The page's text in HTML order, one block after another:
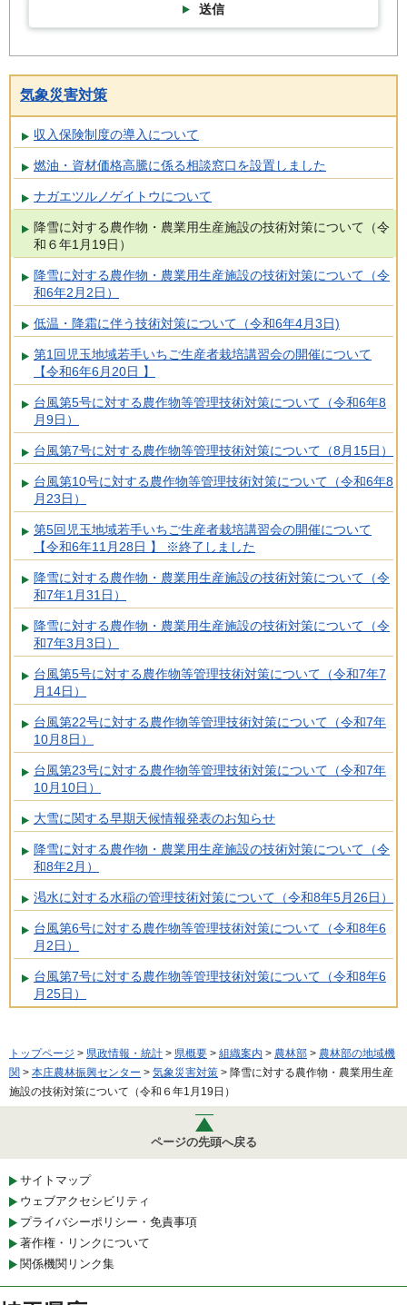
送信
気象災害対策
収入保険制度の導入について
燃油・資材価格高騰に係る相談窓口を設置しました
ナガエツルノゲイトウについて
降雪に対する農作物・農業用生産施設の技術対策について（令
和６年1月19日）
降雪に対する農作物・農業用生産施設の技術対策について（令
和6年2月2日）
低温・降霜に伴う技術対策について（令和6年4月3日)
第1回児玉地域若手いちご生産者栽培講習会の開催について
【令和6年6月20日 】
台風第5号に対する農作物等管理技術対策について（令和6年8
月9日）
台風第7号に対する農作物等管理技術対策について（8月15日）
台風第10号に対する農作物等管理技術対策について（令和6年8
月23日）
第5回児玉地域若手いちご生産者栽培講習会の開催について
【令和6年11月28日 】 ※終了しました
降雪に対する農作物・農業用生産施設の技術対策について（令
和7年1月31日）
降雪に対する農作物・農業用生産施設の技術対策について（令
和7年3月3日）
台風第5号に対する農作物等管理技術対策について（令和7年7
月14日）
台風第22号に対する農作物等管理技術対策について（令和7年
10月8日）
台風第23号に対する農作物等管理技術対策について（令和7年
10月10日）
大雪に関する早期天候情報発表のお知らせ
降雪に対する農作物・農業用生産施設の技術対策について（令
和8年2月）
渇水に対する水稲の管理技術対策について（令和8年5月26日）
台風第6号に対する農作物等管理技術対策について（令和8年6
月2日）
台風第7号に対する農作物等管理技術対策について（令和8年6
月25日）
トップページ > 県政情報・統計 > 県概要 > 組織案内 > 農林部 > 農林部の地域機
関 > 本庄農林振興センター > 気象災害対策 > 降雪に対する農作物・農業用生産
施設の技術対策について（令和６年1月19日）
ページの先頭へ戻る
サイトマップ
ウェブアクセシビリティ
プライバシーポリシー・免責事項
著作権・リンクについて
関係機関リンク集